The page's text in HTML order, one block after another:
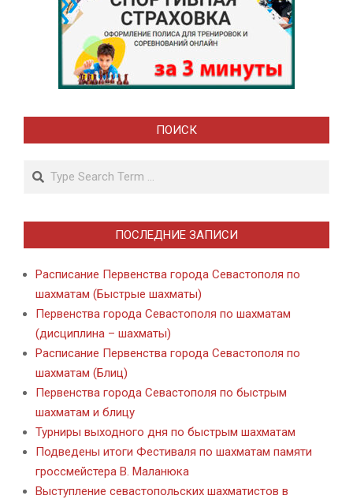
ПОИСК
Search
ПОСЛЕДНИЕ ЗАПИСИ
Расписание Первенства города Севастополя по
шахматам (Быстрые шахматы)
Первенства города Севастополя по шахматам
(дисциплина – шахматы)
Расписание Первенства города Севастополя по
шахматам (Блиц)
Первенства города Севастополя по быстрым
шахматам и блицу
Турниры выходного дня по быстрым шахматам
Подведены итоги Фестиваля по шахматам памяти
гроссмейстера В. Маланюка
Выступление севастопольских шахматистов в